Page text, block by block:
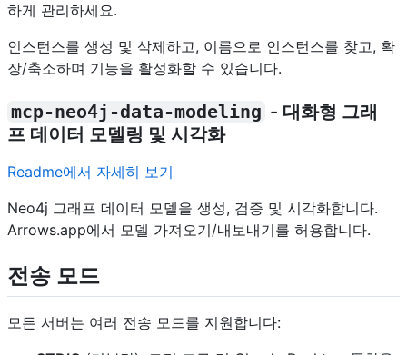
하게 관리하세요.
인스턴스를 생성 및 삭제하고, 이름으로 인스턴스를 찾고, 확
장/축소하며 기능을 활성화할 수 있습니다.
mcp-neo4j-data-modeling - 대화형 그래
프 데이터 모델링 및 시각화
Readme에서 자세히 보기
Neo4j 그래프 데이터 모델을 생성, 검증 및 시각화합니다.
Arrows.app에서 모델 가져오기/내보내기를 허용합니다.
전송 모드
모든 서버는 여러 전송 모드를 지원합니다: